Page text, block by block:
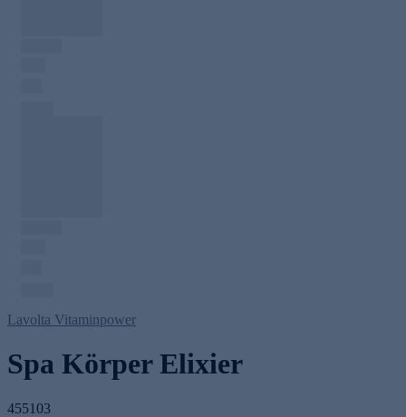
Lavolta Vitaminpower
Spa Körper Elixier
455103